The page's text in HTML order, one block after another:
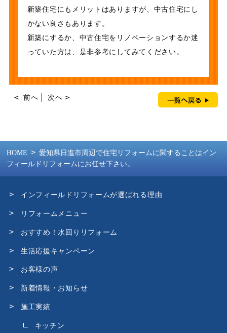
新築住宅にもメリットはありますが、中古住宅にし
かない良さもあります。
新築にするか、中古住宅をリノベーションするか迷
っていた方は、是非参考にしてみてください。
前へ 次へ
HOME
愛知県日進市周辺で住宅リフォームに関することはイン
フィールドリフォームにお任せ下さい。
インフィールドリフォームが選ばれる理由
リフォームメニュー
おすすめ！水回りリフォーム
生活応援キャンペーン
お客様の声
新着情報・お知らせ
施工実績
キッチン